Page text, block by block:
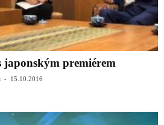
japonským premiérem
- 15.10.2016